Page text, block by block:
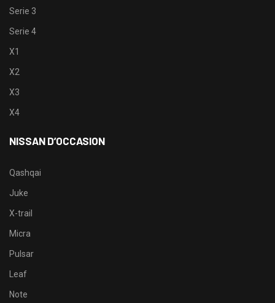
Serie 3
Serie 4
X1
X2
X3
X4
NISSAN D’OCCASION
Qashqai
Juke
X-trail
Micra
Pulsar
Leaf
Note